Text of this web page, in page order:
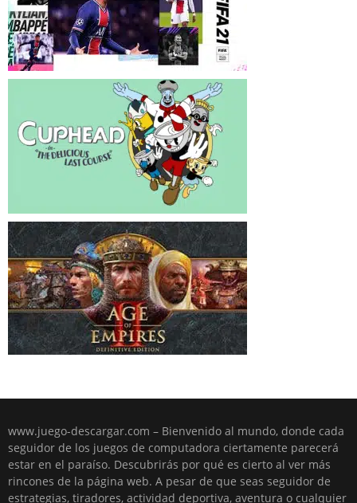
www.juego-descargar.com – Bienvenido al mundo, donde cada
seguidor de los juegos de computadora ciertamente parecerá
estar en el paraíso. Descubrirás por qué es cierto al ver más
rincones de la página web. A pesar de que seas seguidor de
estrategias, tiradores, actividad deportiva, aventura o cualquier